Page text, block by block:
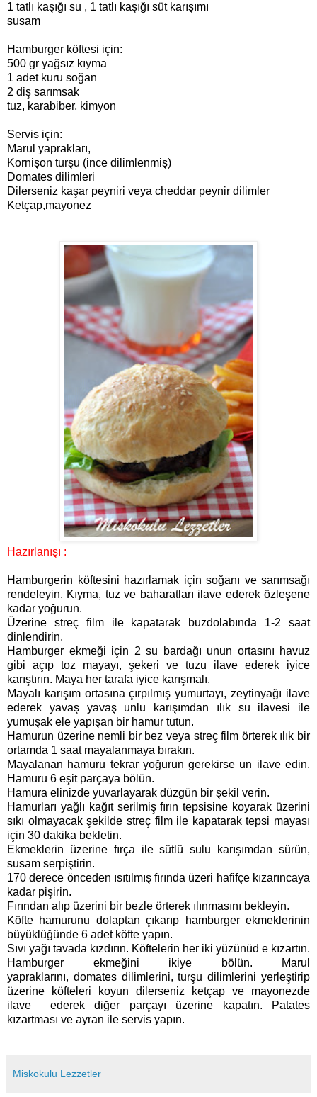
1 tatlı kaşığı su , 1 tatlı kaşığı süt karışımı
susam
Hamburger köftesi için:
500 gr yağsız kıyma
1 adet kuru soğan
2 diş sarımsak
tuz, karabiber, kimyon
Servis için:
Marul yaprakları,
Kornişon turşu (ince dilimlenmiş)
Domates dilimleri
Dilerseniz kaşar peyniri veya cheddar peynir dilimler
Ketçap,mayonez
Hazırlanışı :
Hamburgerin köftesini hazırlamak için soğanı ve sarımsağı
rendeleyin. Kıyma, tuz ve baharatları ilave ederek özleşene
kadar yoğurun.
Üzerine streç film ile kapatarak buzdolabında 1-2 saat
dinlendirin.
Hamburger ekmeği için 2 su bardağı unun ortasını havuz
gibi açıp toz mayayı, şekeri ve tuzu ilave ederek iyice
karıştırın. Maya her tarafa iyice karışmalı.
Mayalı karışım ortasına çırpılmış yumurtayı, zeytinyağı ilave
ederek yavaş yavaş unlu karışımdan ılık su ilavesi ile
yumuşak ele yapışan bir hamur tutun.
Hamurun üzerine nemli bir bez veya streç film örterek ılık bir
ortamda 1 saat mayalanmaya bırakın.
Mayalanan hamuru tekrar yoğurun gerekirse un ilave edin.
Hamuru 6 eşit parçaya bölün.
Hamura elinizde yuvarlayarak düzgün bir şekil verin.
Hamurları yağlı kağıt serilmiş fırın tepsisine koyarak üzerini
sıkı olmayacak şekilde streç film ile kapatarak tepsi mayası
için 30 dakika bekletin.
Ekmeklerin üzerine fırça ile sütlü sulu karışımdan sürün,
susam serpiştirin.
170 derece önceden ısıtılmış fırında üzeri hafifçe kızarıncaya
kadar pişirin.
Fırından alıp üzerini bir bezle örterek ılınmasını bekleyin.
Köfte hamurunu dolaptan çıkarıp hamburger ekmeklerinin
büyüklüğünde 6 adet köfte yapın.
Sıvı yağı tavada kızdırın. Köftelerin her iki yüzünüd e kızartın.
Hamburger ekmeğini ikiye bölün. Marul
yapraklarını, domates dilimlerini, turşu dilimlerini yerleştirip
üzerine köfteleri koyun dilerseniz ketçap ve mayonezde
ilave ederek diğer parçayı üzerine kapatın. Patates
kızartması ve ayran ile servis yapın.
Miskokulu Lezzetler